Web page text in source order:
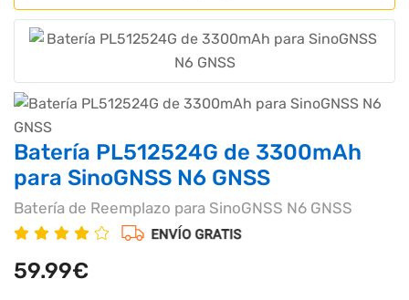
Batería PL512524G de 3300mAh
para SinoGNSS N6 GNSS
Batería de Reemplazo para SinoGNSS N6 GNSS
59.99€